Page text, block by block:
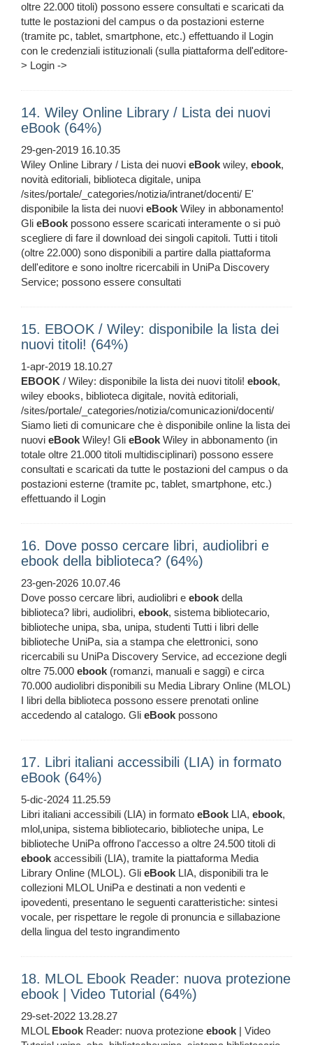
oltre 22.000 titoli) possono essere consultati e scaricati da
tutte le postazioni del campus o da postazioni esterne
(tramite pc, tablet, smartphone, etc.) effettuando il Login
con le credenziali istituzionali (sulla piattaforma dell'editore-
> Login ->
14. Wiley Online Library / Lista dei nuovi
eBook (64%)
29-gen-2019 16.10.35
Wiley Online Library / Lista dei nuovi eBook wiley, ebook,
novità editoriali, biblioteca digitale, unipa
/sites/portale/_categories/notizia/intranet/docenti/ E'
disponibile la lista dei nuovi eBook Wiley in abbonamento!
Gli eBook possono essere scaricati interamente o si può
scegliere di fare il download dei singoli capitoli. Tutti i titoli
(oltre 22.000) sono disponibili a partire dalla piattaforma
dell'editore e sono inoltre ricercabili in UniPa Discovery
Service; possono essere consultati
15. EBOOK / Wiley: disponibile la lista dei
nuovi titoli! (64%)
1-apr-2019 18.10.27
EBOOK / Wiley: disponibile la lista dei nuovi titoli! ebook,
wiley ebooks, biblioteca digitale, novità editoriali,
/sites/portale/_categories/notizia/comunicazioni/docenti/
Siamo lieti di comunicare che è disponibile online la lista dei
nuovi eBook Wiley! Gli eBook Wiley in abbonamento (in
totale oltre 21.000 titoli multidisciplinari) possono essere
consultati e scaricati da tutte le postazioni del campus o da
postazioni esterne (tramite pc, tablet, smartphone, etc.)
effettuando il Login
16. Dove posso cercare libri, audiolibri e
ebook della biblioteca? (64%)
23-gen-2026 10.07.46
Dove posso cercare libri, audiolibri e ebook della
biblioteca? libri, audiolibri, ebook, sistema bibliotecario,
biblioteche unipa, sba, unipa, studenti Tutti i libri delle
biblioteche UniPa, sia a stampa che elettronici, sono
ricercabili su UniPa Discovery Service, ad eccezione degli
oltre 75.000 ebook (romanzi, manuali e saggi) e circa
70.000 audiolibri disponibili su Media Library Online (MLOL)
I libri della biblioteca possono essere prenotati online
accedendo al catalogo. Gli eBook possono
17. Libri italiani accessibili (LIA) in formato
eBook (64%)
5-dic-2024 11.25.59
Libri italiani accessibili (LIA) in formato eBook LIA, ebook,
mlol,unipa, sistema bibliotecario, biblioteche unipa, Le
biblioteche UniPa offrono l'accesso a oltre 24.500 titoli di
ebook accessibili (LIA), tramite la piattaforma Media
Library Online (MLOL). Gli eBook LIA, disponibili tra le
collezioni MLOL UniPa e destinati a non vedenti e
ipovedenti, presentano le seguenti caratteristiche: sintesi
vocale, per rispettare le regole di pronuncia e sillabazione
della lingua del testo ingrandimento
18. MLOL Ebook Reader: nuova protezione
ebook | Video Tutorial (64%)
29-set-2022 13.28.27
MLOL Ebook Reader: nuova protezione ebook | Video